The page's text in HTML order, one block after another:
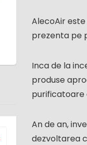
AlecoAir
prezenta pe
Inca de la
produse
purificatoare
An de an,
dezvoltarea